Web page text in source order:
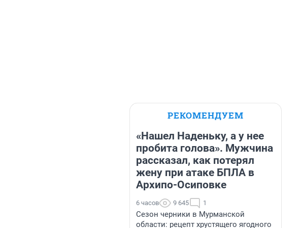
РЕКОМЕНДУЕМ
«Нашел Наденьку, а у нее
пробита голова». Мужчина
рассказал, как потерял
жену при атаке БПЛА в
Архипо-Осиповке
6 часов 9 645 1
Сезон черники в Мурманской
области: рецепт хрустящего ягодного